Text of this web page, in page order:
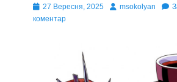
Опубліковано
27 Вересня, 2025 Авторmsokolyan
коментар